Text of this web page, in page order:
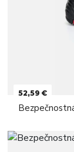
52,59 €